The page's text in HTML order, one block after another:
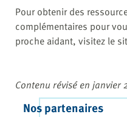
Pour obtenir des
complémentaires pour
proche aidant, visitez le
Contenu révisé en janvier
Nos partenaires